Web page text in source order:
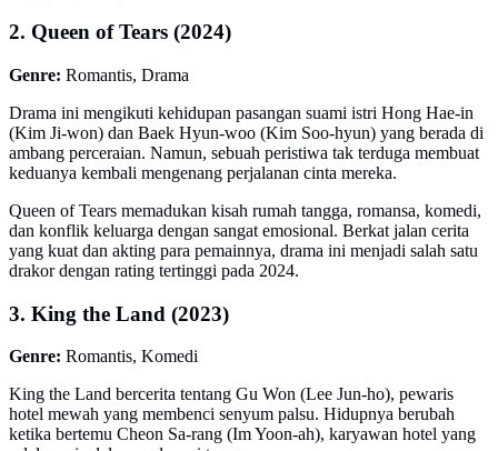
2. Queen of Tears (2024)
Genre: Romantis, Drama
Drama ini mengikuti kehidupan pasangan suami istri Hong Hae-in
(Kim Ji-won) dan Baek Hyun-woo (Kim Soo-hyun) yang berada di
ambang perceraian. Namun, sebuah peristiwa tak terduga membuat
keduanya kembali mengenang perjalanan cinta mereka.
Queen of Tears memadukan kisah rumah tangga, romansa, komedi,
dan konflik keluarga dengan sangat emosional. Berkat jalan cerita
yang kuat dan akting para pemainnya, drama ini menjadi salah satu
drakor dengan rating tertinggi pada 2024.
3. King the Land (2023)
Genre: Romantis, Komedi
King the Land bercerita tentang Gu Won (Lee Jun-ho), pewaris
hotel mewah yang membenci senyum palsu. Hidupnya berubah
ketika bertemu Cheon Sa-rang (Im Yoon-ah), karyawan hotel yang